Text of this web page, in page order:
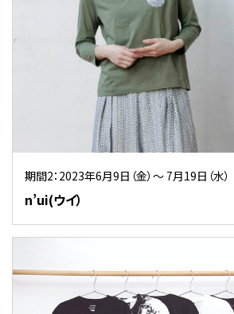
期間2：2023年6月9日（金）～ 7月19日（水）
n’ui(ウイ）